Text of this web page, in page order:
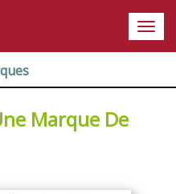
Marque De